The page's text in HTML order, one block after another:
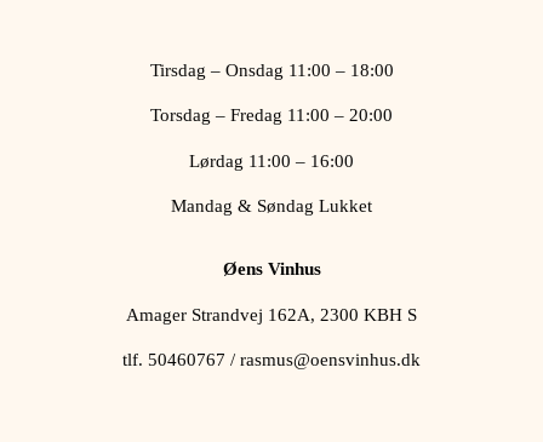
Tirsdag – Onsdag 11:00 – 18:00
Torsdag – Fredag 11:00 – 20:00
Lørdag 11:00 – 16:00
Mandag & Søndag Lukket
Øens Vinhus
Amager Strandvej 162A, 2300 KBH S
tlf. 50460767 / rasmus@oensvinhus.dk